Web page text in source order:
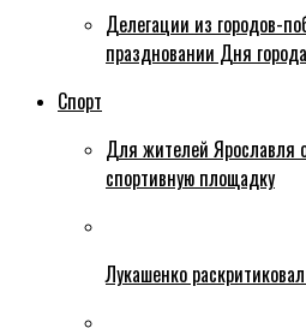
Делегации из городов-
праздновании Дня
Спорт
Для жителей Ярославля
спортивную площадку
Лукашенко